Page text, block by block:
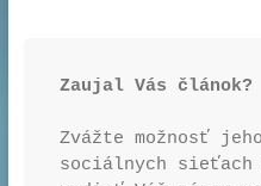
Zaujal Vás článok?
Zvážte možnosť
sociálnych